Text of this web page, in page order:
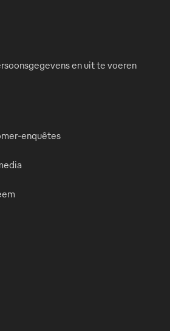
en uit te voeren
enquêtes